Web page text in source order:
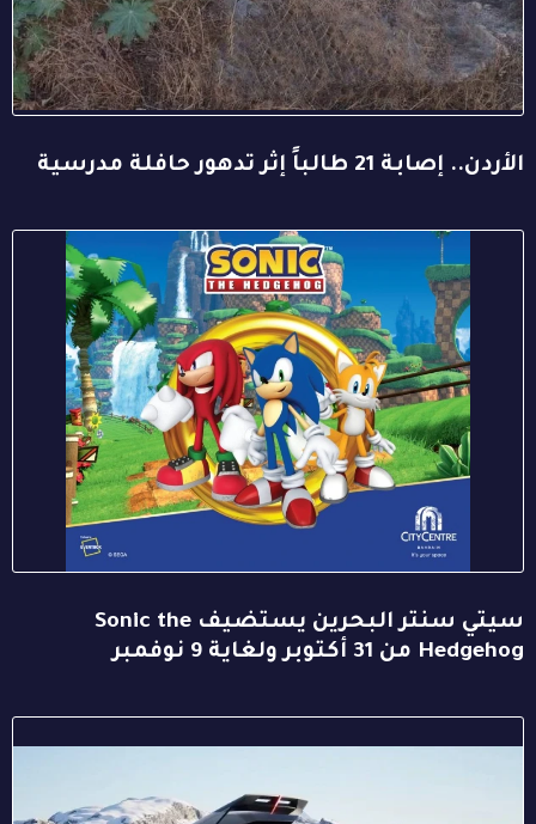
الأردن.. إصابة 21 طالباً إثر تدهور حافلة مدرسية
سيتي سنتر البحرين يستضيف Sonic the
Hedgehog من 31 أكتوبر ولغاية 9 نوفمبر